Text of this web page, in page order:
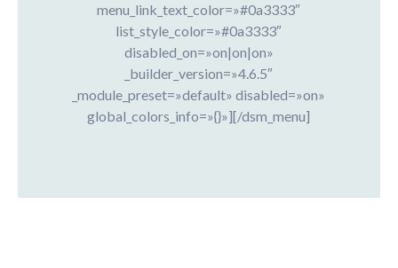
menu_link_text_color=»#0a3333″
list_style_color=»#0a3333″
disabled_on=»on|on|on»
_builder_version=»4.6.5″
_module_preset=»default» disabled=»on»
global_colors_info=»{}»][/dsm_menu]